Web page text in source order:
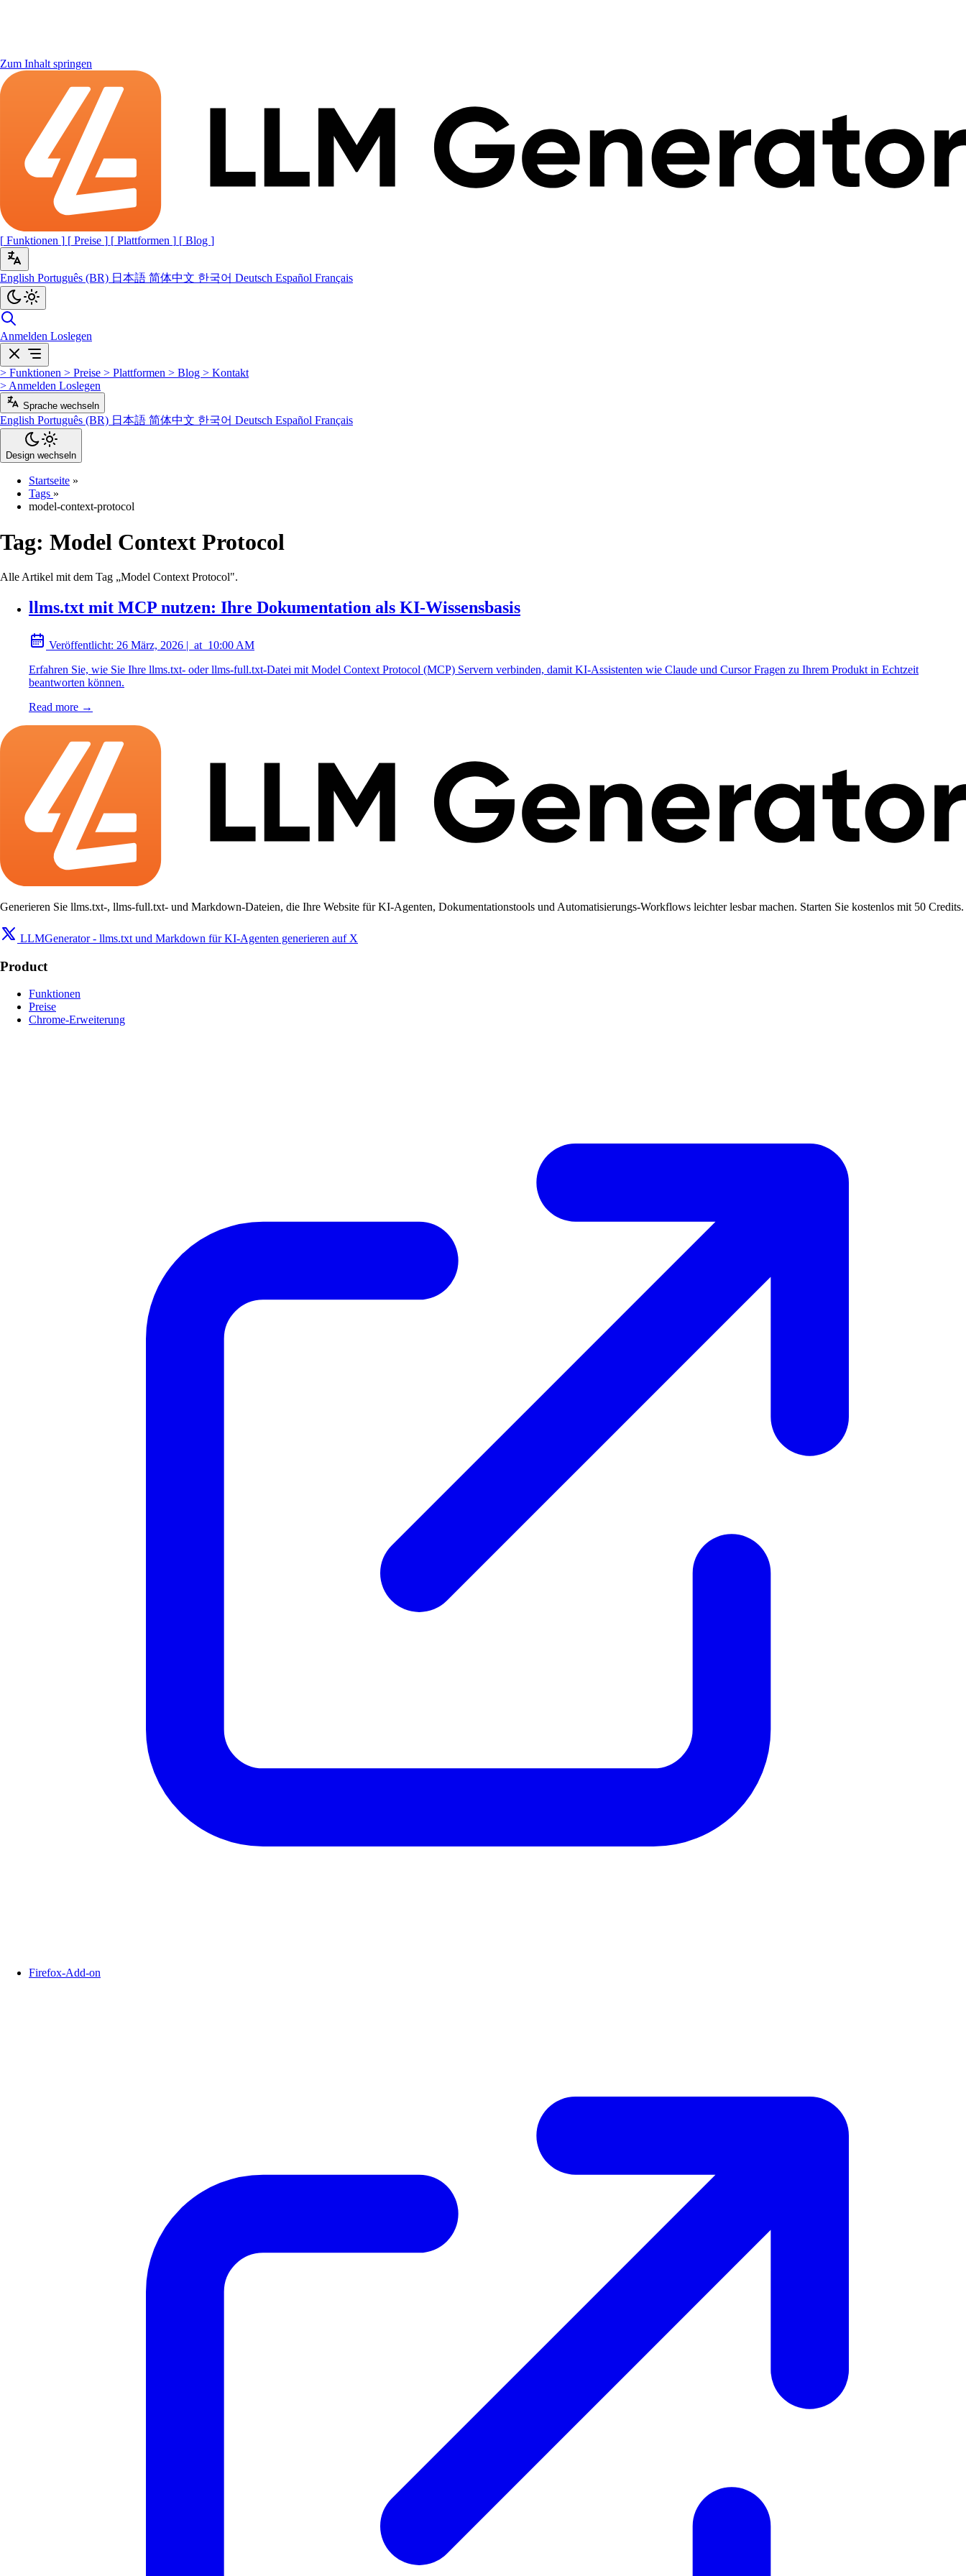
Zum Inhalt springen
[ Funktionen ] [ Preise ] [ Plattformen ] [ Blog ]
English Português (BR) 日本語 简体中文 한국어 Deutsch Español Français
Anmelden Loslegen
> Funktionen > Preise > Plattformen > Blog > Kontakt
> Anmelden Loslegen
Sprache wechseln
English Português (BR) 日本語 简体中文 한국어 Deutsch Español Français
Design wechseln
Startseite »
Tags »
model-context-protocol
Tag: Model Context Protocol
Alle Artikel mit dem Tag „Model Context Protocol".
llms.txt mit MCP nutzen: Ihre Dokumentation als KI-Wissensbasis
Veröffentlicht: 26 März, 2026 | at 10:00 AM
Erfahren Sie, wie Sie Ihre llms.txt- oder llms-full.txt-Datei mit Model Context Protocol (MCP) Servern verbinden, damit KI-Assistenten wie Claude und Cursor Fragen zu Ihrem Produkt in Echtzeit
beantworten können.
Read more →
Generieren Sie llms.txt-, llms-full.txt- und Markdown-Dateien, die Ihre Website für KI-Agenten, Dokumentationstools und Automatisierungs-Workflows leichter lesbar machen. Starten Sie kostenlos mit 50 Credits.
LLMGenerator - llms.txt und Markdown für KI-Agenten generieren auf X
Product
Funktionen
Preise
Chrome-Erweiterung
Firefox-Add-on